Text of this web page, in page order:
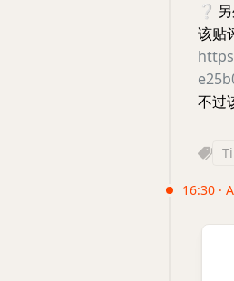
❔
该贴
不过
16:30 ·